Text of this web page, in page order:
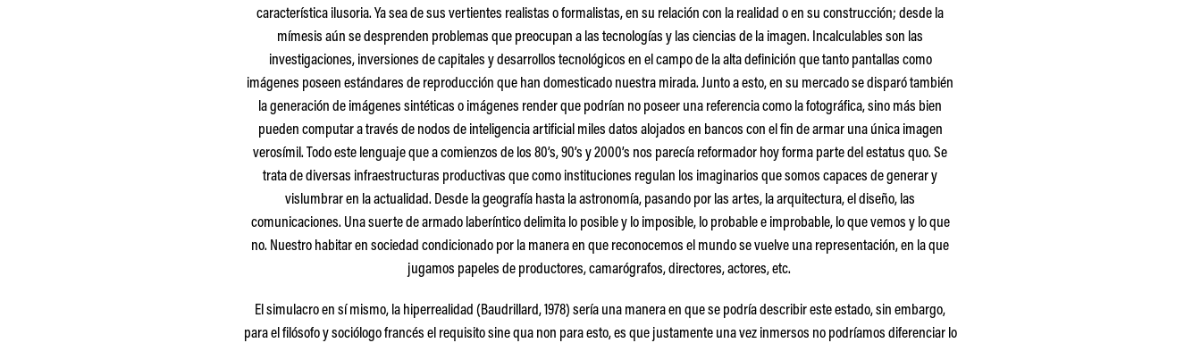
característica ilusoria. Ya sea de sus vertientes realistas o formalistas, en su relación con la realidad o en su construcción; desde la
mímesis aún se desprenden problemas que preocupan a las tecnologías y las ciencias de la imagen. Incalculables son las
investigaciones, inversiones de capitales y desarrollos tecnológicos en el campo de la alta definición que tanto pantallas como
imágenes poseen estándares de reproducción que han domesticado nuestra mirada. Junto a esto, en su mercado se disparó también
la generación de imágenes sintéticas o imágenes render que podrían no poseer una referencia como la fotográfica, sino más bien
pueden computar a través de nodos de inteligencia artificial miles datos alojados en bancos con el fin de armar una única imagen
verosímil. Todo este lenguaje que a comienzos de los 80’s, 90’s y 2000’s nos parecía reformador hoy forma parte del estatus quo. Se
trata de diversas infraestructuras productivas que como instituciones regulan los imaginarios que somos capaces de generar y
vislumbrar en la actualidad. Desde la geografía hasta la astronomía, pasando por las artes, la arquitectura, el diseño, las
comunicaciones. Una suerte de armado laberíntico delimita lo posible y lo imposible, lo probable e improbable, lo que vemos y lo que
no. Nuestro habitar en sociedad condicionado por la manera en que reconocemos el mundo se vuelve una representación, en la que
jugamos papeles de productores, camarógrafos, directores, actores, etc.
El simulacro en sí mismo, la hiperrealidad (Baudrillard, 1978) sería una manera en que se podría describir este estado, sin embargo,
para el filósofo y sociólogo francés el requisito sine qua non para esto, es que justamente una vez inmersos no podríamos diferenciar lo